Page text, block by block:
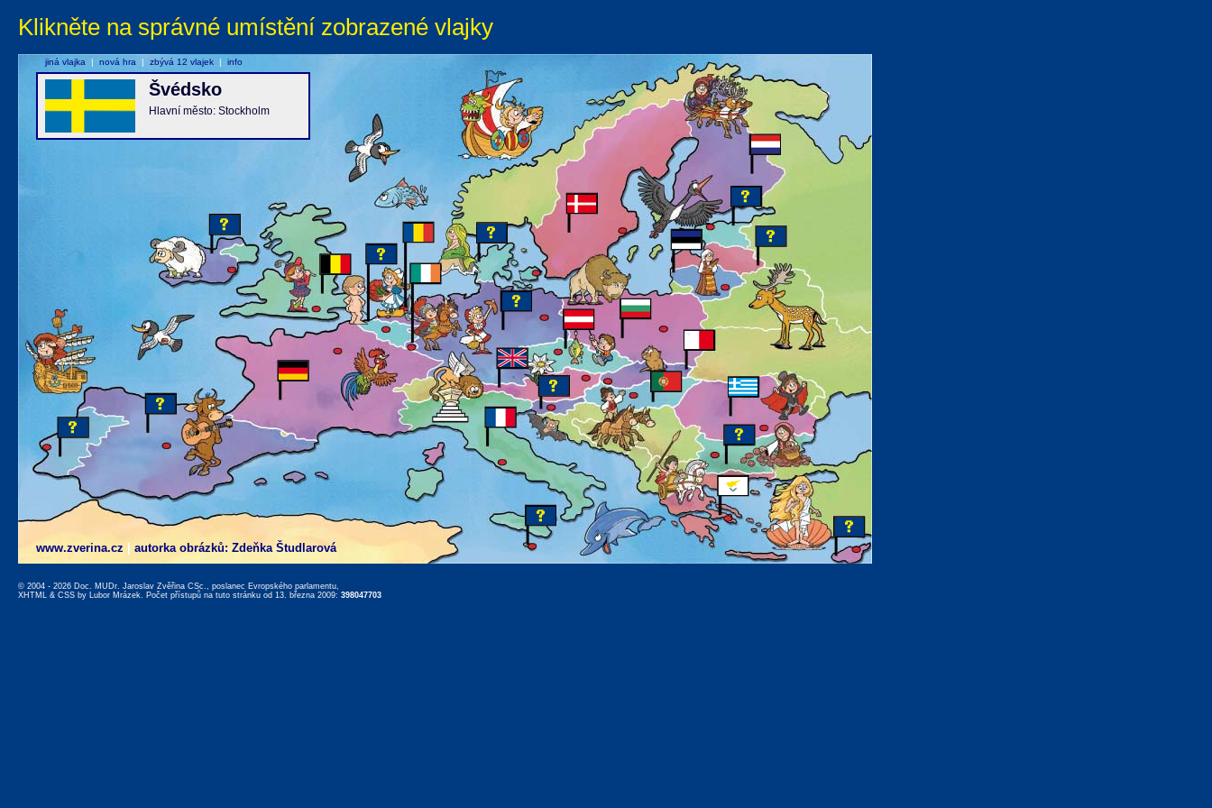
Klikněte na správné umístění zobrazené vlajky
www.zverina.cz autorka obrázků: Zdeňka Študlarová
Švédsko
Hlavní město: Stockholm
jiná vlajka | nová hra | zbývá 12 vlajek | info
© 2004 - 2026 Doc. MUDr. Jaroslav Zvěřina CSc., poslanec Evropského parlamentu,
XHTML & CSS by Lubor Mrázek. Počet přístupů na tuto stránku od 13. března 2009: 398047703